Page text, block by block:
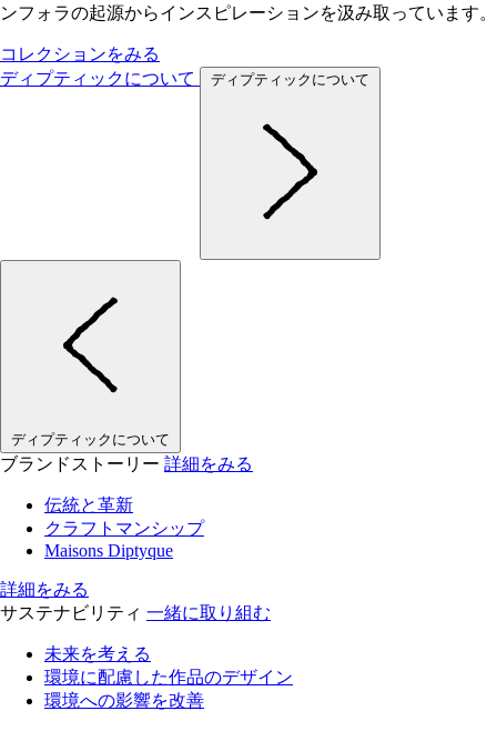
ンフォラの起源からインスピレーションを汲み取っています。
コレクションをみる
ディプティックについて
ディプティックについて
ディプティックについて
ブランドストーリー 詳細をみる
伝統と革新
クラフトマンシップ
Maisons Diptyque
詳細をみる
サステナビリティ 一緒に取り組む
未来を考える
環境に配慮した作品のデザイン
環境への影響を改善